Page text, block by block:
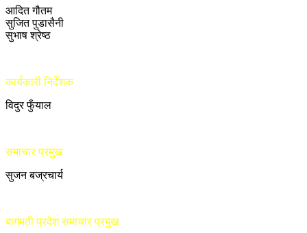
आदित गौतम
सुजित पुडासैनी
सुभाष श्रेष्ठ
कार्यकारी निर्देशक
विदुर फुँयाल
समाचार प्रमुख
सुजन बज्रचार्य
बागमती प्रदेश समाचार प्रमुख